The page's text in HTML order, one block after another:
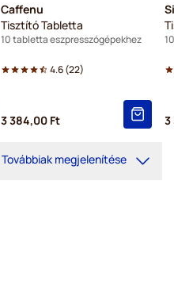
Caffenu
Tisztító Tabletta
10 tabletta eszpresszógépekhez
4.6(22)
3 384,00 Ft 3
Továbbiak megjelenítése